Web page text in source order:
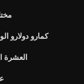
كمارو دولارو
العشرة